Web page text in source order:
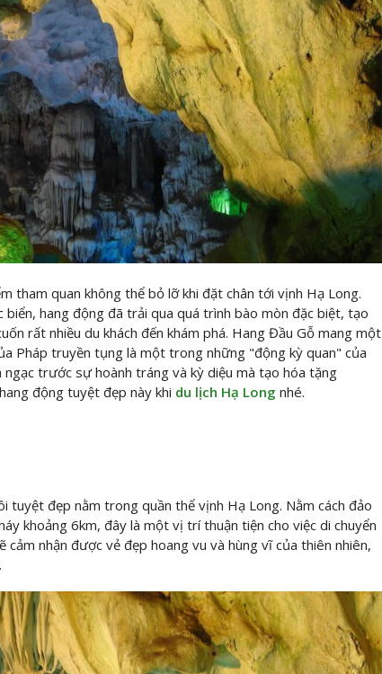
tham quan không thể bỏ lỡ khi đặt chân tới vịnh Hạ Long.
hang động đã trải qua quá trình bào mòn đặc biệt, tạo
rất nhiều du khách đến khám phá. Hang Đầu Gỗ mang một
Pháp truyền tụng là một trong những "động kỳ quan" của
ngạc trước sự hoành tráng và kỳ diệu mà tạo hóa tặng
động tuyệt đẹp này khi du lịch Hạ Long nhé.
tuyệt đẹp nằm trong quần thể vịnh Hạ Long. Nằm cách đảo
khoảng 6km, đây là một vị trí thuận tiện cho việc di chuyển
cảm nhận được vẻ đẹp hoang vu và hùng vĩ của thiên nhiên,